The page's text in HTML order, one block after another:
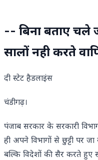
-- बिना बताए चले
सालों नही करते
दी स्टेट हैडलाइंस
चंडीगढ़।
पंजाब सरकार के सरकारी
ही अपने विभागों से छुट्टी पर
बल्कि विदेशों की सैर करते हुए